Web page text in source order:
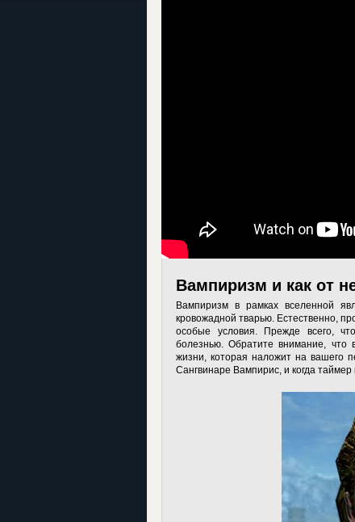
Вампиризм и как от
Вампиризм в рамках вселенной
кровожадной тварью. Естественно,
особые условия. Прежде всего,
болезнью. Обратите внимание, что
жизни, которая наложит на вашего
Сангвинаре Вампирис, и когда таймер